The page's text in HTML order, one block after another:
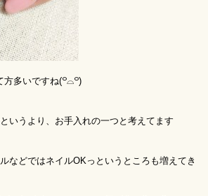
多いですね(꒪⌓꒪)
いうより、お手入れの一つと考えてます
などではネイルOKっというところも増えてき